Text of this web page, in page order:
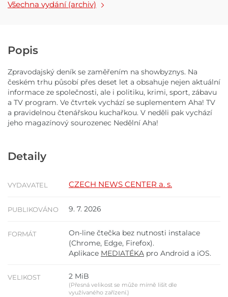
Všechna vydání (archiv)
Popis
Zpravodajský deník se zaměřením na showbyznys. Na
českém trhu působí přes deset let a obsahuje nejen aktuální
informace ze společnosti, ale i politiku, krimi, sport, zábavu
a TV program. Ve čtvrtek vychází se suplementem Aha! TV
a pravidelnou čtenářskou kuchařkou. V neděli pak vychází
jeho magazínový sourozenec Nedělní Aha!
Detaily
VYDAVATEL CZECH NEWS CENTER a. s.
PUBLIKOVÁNO 9. 7. 2026
FORMÁT
On-line čtečka bez nutnosti instalace
(Chrome, Edge, Firefox).
Aplikace MEDIATÉKA pro Android a iOS.
VELIKOST 2 MiB
(Přesná velikost se může mírně lišit dle
využívaného zařízení.)